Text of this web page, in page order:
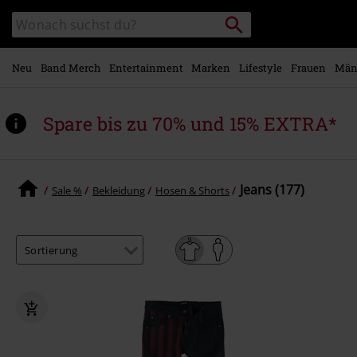
Hauptinhalt
springen
Katalog
durchsuchen
Packstation
suchen
Neu Band Merch Entertainment Marken Lifestyle Frauen
Spare bis zu 70% und 15% EXTRA*
Sale % Bekleidung Hosen & Shorts Jeans (177)